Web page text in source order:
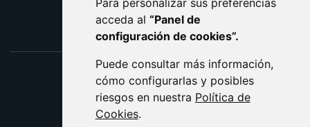
Para personalizar sus preferencias
acceda al “Panel de
configuración de cookies”.
Puede consultar más información,
cómo configurarlas y posibles
riesgos en nuestra Política de
Cookies.